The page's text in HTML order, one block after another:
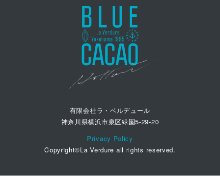
有限会社ラ・ベルデュール
神奈川県横浜市泉区緑園5-29-20
Privacy Policy
Copyright©La Verdure all rights reserved.